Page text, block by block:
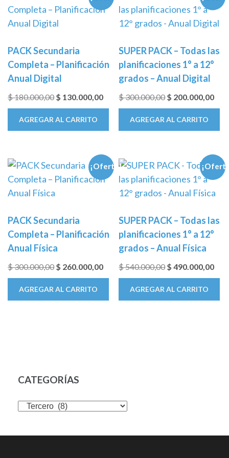
PACK Secundaria
Completa – Planificación
Anual Digital
$180.000,00 El
precio
original
$ 180.000,00.
$ 130.000,00El
precio
$ 130.000,00.
AGREGAR AL CARRITO
SUPER PACK – Todas las
planificaciones 1° a 12°
grados – Anual Digital
$300.000,00El
precio
original
$ 300.000,00.
$ 200.000,00El
$
AGREGAR AL CARRITO
¡Oferta!
PACK Secundaria
Completa – Planificación
Anual Física
$300.000,00 El
precio
original
$ 260.000,00El
precio
AGREGAR AL CARRITO
SUPER PACK – Todas las
planificaciones 1° a 12°
grados – Anual Física
$540.000,00El
precio
original
$ 490.000,00El
AGREGAR AL CARRITO
CATEGORÍAS